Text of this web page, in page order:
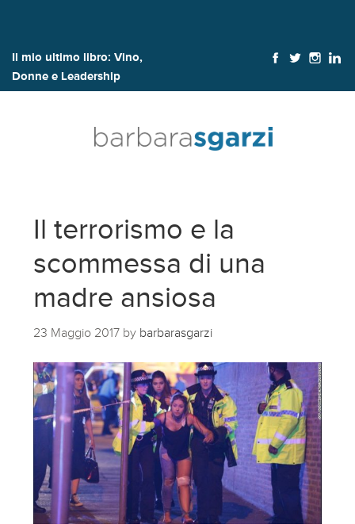
Il mio ultimo libro: Vino,
Donne e Leadership
Il terrorismo e la
scommessa di una
madre ansiosa
23 Maggio 2017 by barbarasgarzi